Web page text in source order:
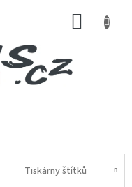
Tiskárny štítků